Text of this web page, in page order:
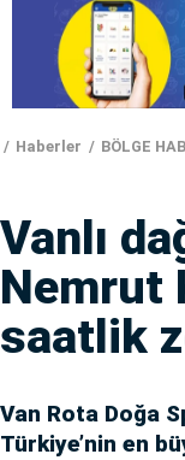
Haberler BÖLGE
Vanlı
Nemrut
saatlik
Van Rota Doğa
Türkiye’nin en